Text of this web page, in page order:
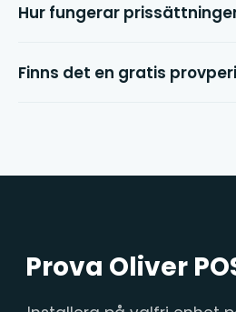
Hur fungerar
Finns det en gratis
Prova Oliver